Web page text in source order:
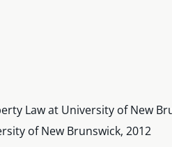
Law at University of New
of New Brunswick, 2012